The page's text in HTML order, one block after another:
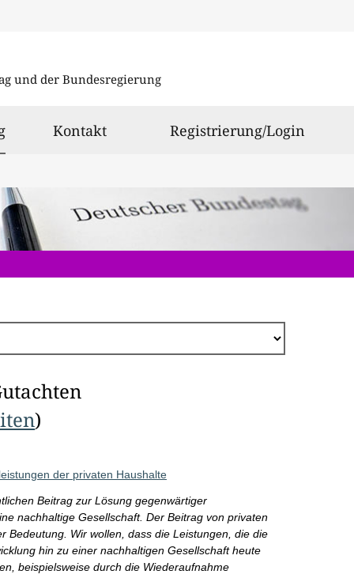
und der Bundesregierung
ausgewählt
Kontakt Registrierung/Login
)
der privaten Haushalte
Beitrag zur Lösung gegenwärtiger
nachhaltige Gesellschaft. Der Beitrag von privaten
Bedeutung. Wir wollen, dass die Leistungen, die die
hin zu einer nachhaltigen Gesellschaft heute
beispielsweise durch die Wiederaufnahme